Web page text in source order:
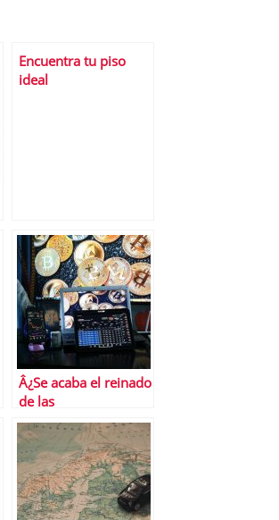
Encuentra tu piso
ideal
Â¿Se acaba el reinado
de las
criptomonedas?